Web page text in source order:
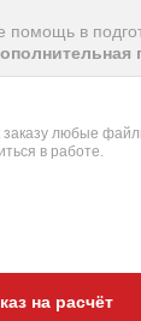
в
заказу любые
в работе.
на расчёт